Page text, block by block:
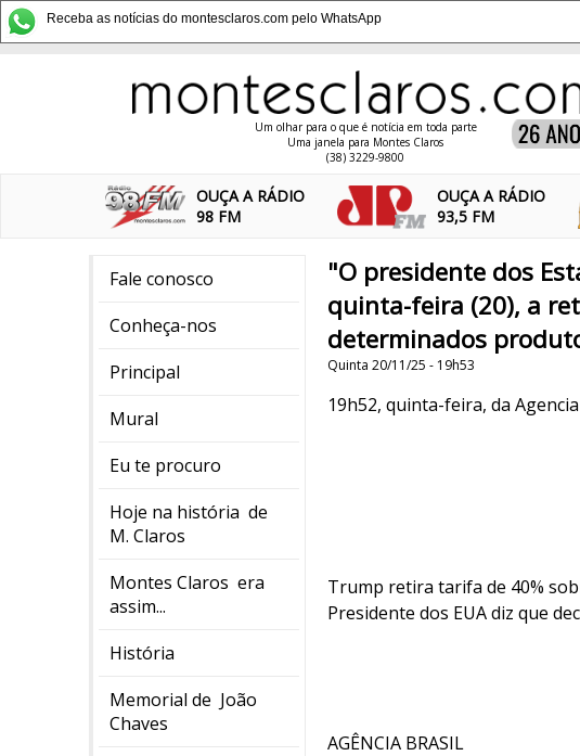
Receba as notícias do montesclaros.com pelo WhatsApp
Um olhar para o que é notícia em toda parte
Uma janela para Montes Claros
(38) 3229-9800
OUÇA A RÁDIO
98 FM
OUÇA A RÁDIO
93,5 FM
Fale conosco
Conheça-nos
Principal
Mural
Eu te procuro
Hoje na história de
M. Claros
Montes Claros era
assim...
História
Memorial de João
Chaves
"O presidente dos
quinta-feira (20), a
determinados
Quinta 20/11/25 - 19h53
19h52, quinta-feira, da
Trump retira tarifa de 40%
Presidente dos EUA diz que
AGÊNCIA BRASIL